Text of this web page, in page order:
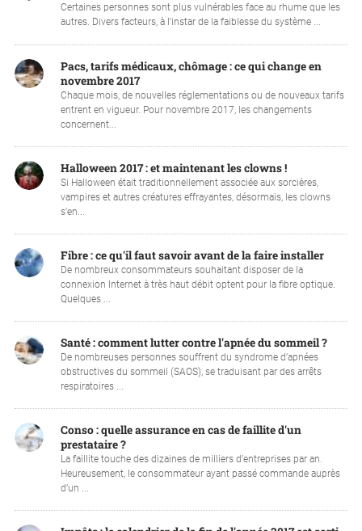
Certaines personnes sont plus vulnérables face au rhume que les
autres. Divers facteurs, à l’instar de la faiblesse du système ...
Pacs, tarifs médicaux, chômage : ce qui change en
novembre 2017
Chaque mois, de nouvelles réglementations ou de nouveaux tarifs
entrent en vigueur. Pour novembre 2017, les changements
concernent...
Halloween 2017 : et maintenant les clowns !
Si Halloween était traditionnellement associée aux sorcières,
vampires et autres créatures effrayantes, désormais, les clowns
s’en...
Fibre : ce qu'il faut savoir avant de la faire installer
De nombreux consommateurs souhaitant disposer de la
connexion Internet à très haut débit optent pour la fibre optique.
Quelques ...
Santé : comment lutter contre l'apnée du sommeil ?
De nombreuses personnes souffrent du syndrome d’apnées
obstructives du sommeil (SAOS), se traduisant par des arrêts
respiratoires ...
Conso : quelle assurance en cas de faillite d'un
prestataire ?
La faillite touche des dizaines de milliers d’entreprises par an.
Heureusement, le consommateur ayant passé commande auprès
d’un ...